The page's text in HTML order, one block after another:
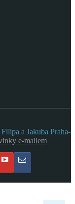
a Jakuba Praha-
e-mailem